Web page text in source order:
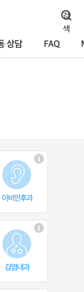
상담 FAQ
검
색
이비인후과
감염내과